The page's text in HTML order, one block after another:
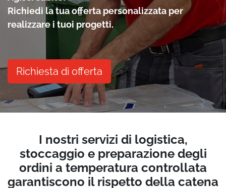
Richiedi la tua offerta personalizzata per
realizzare i tuoi progetti.
Richiesta di offerta
I nostri servizi di logistica,
stoccaggio e preparazione degli
ordini a temperatura controllata
garantiscono il rispetto della catena